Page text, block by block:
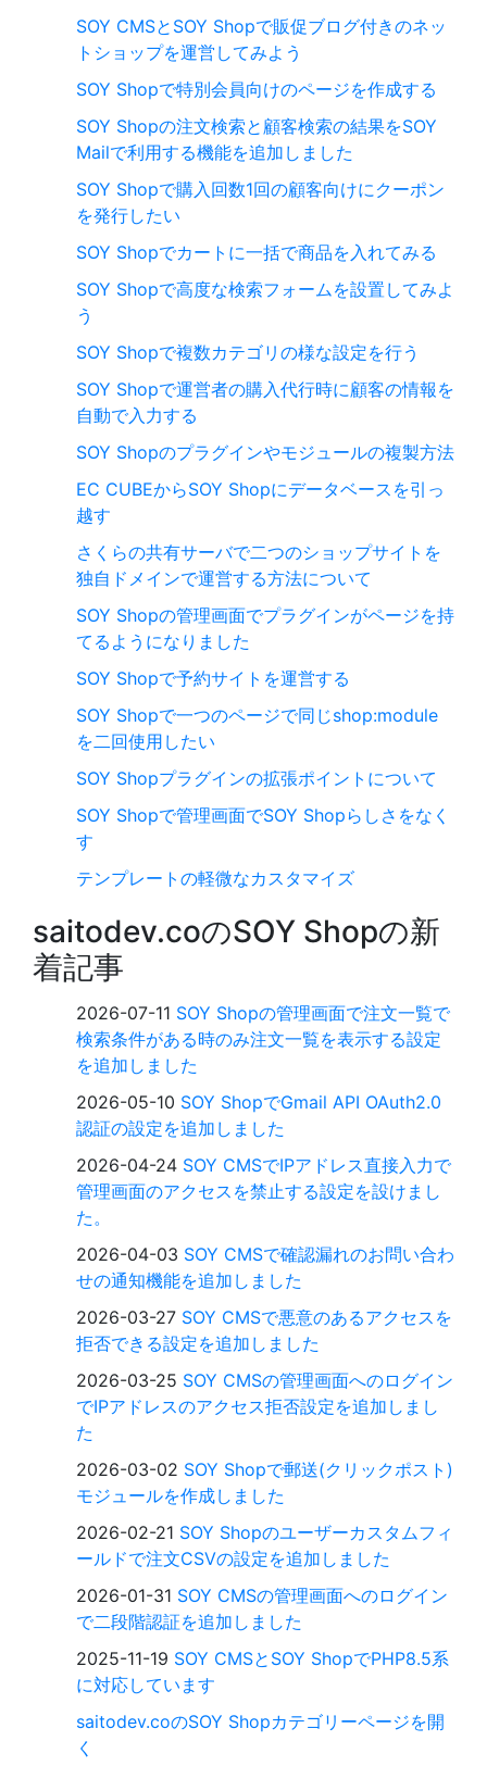
SOY CMSとSOY Shopで販促ブログ付きのネッ
トショップを運営してみよう
SOY Shopで特別会員向けのページを作成する
SOY Shopの注文検索と顧客検索の結果をSOY
Mailで利用する機能を追加しました
SOY Shopで購入回数1回の顧客向けにクーポン
を発行したい
SOY Shopでカートに一括で商品を入れてみる
SOY Shopで高度な検索フォームを設置してみよ
う
SOY Shopで複数カテゴリの様な設定を行う
SOY Shopで運営者の購入代行時に顧客の情報を
自動で入力する
SOY Shopのプラグインやモジュールの複製方法
EC CUBEからSOY Shopにデータベースを引っ
越す
さくらの共有サーバで二つのショップサイトを
独自ドメインで運営する方法について
SOY Shopの管理画面でプラグインがページを持
てるようになりました
SOY Shopで予約サイトを運営する
SOY Shopで一つのページで同じshop:module
を二回使用したい
SOY Shopプラグインの拡張ポイントについて
SOY Shopで管理画面でSOY Shopらしさをなく
す
テンプレートの軽微なカスタマイズ
saitodev.coのSOY Shopの新
着記事
2026-07-11 SOY Shopの管理画面で注文一覧で
検索条件がある時のみ注文一覧を表示する設定
を追加しました
2026-05-10 SOY ShopでGmail API OAuth2.0
認証の設定を追加しました
2026-04-24 SOY CMSでIPアドレス直接入力で
管理画面のアクセスを禁止する設定を設けまし
た。
2026-04-03 SOY CMSで確認漏れのお問い合わ
せの通知機能を追加しました
2026-03-27 SOY CMSで悪意のあるアクセスを
拒否できる設定を追加しました
2026-03-25 SOY CMSの管理画面へのログイン
でIPアドレスのアクセス拒否設定を追加しまし
た
2026-03-02 SOY Shopで郵送(クリックポスト)
モジュールを作成しました
2026-02-21 SOY Shopのユーザーカスタムフィ
ールドで注文CSVの設定を追加しました
2026-01-31 SOY CMSの管理画面へのログイン
で二段階認証を追加しました
2025-11-19 SOY CMSとSOY ShopでPHP8.5系
に対応しています
saitodev.coのSOY Shopカテゴリーページを開
く